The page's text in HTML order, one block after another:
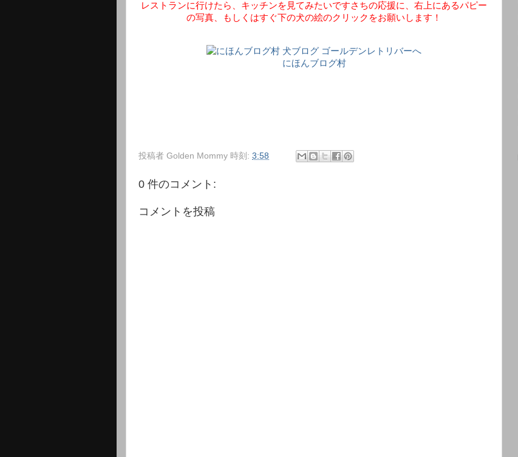
レストランに行けたら、キッチンを見てみたいですさちの応援に、右上にあるパピー
の写真、もしくはすぐ下の犬の絵のクリックをお願いします！
にほんブログ村
投稿者 Golden Mommy 時刻: 3:58
0 件のコメント:
コメントを投稿